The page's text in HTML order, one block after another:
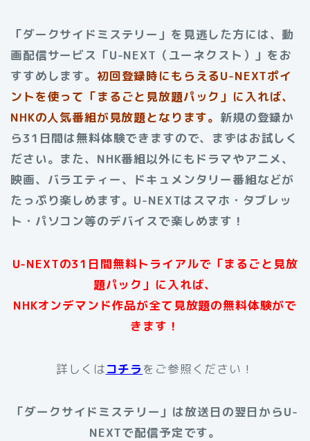
「ダークサイドミステリー」を見逃した方には、動
画配信サービス「U-NEXT（ユーネクスト）」をお
すすめします。 初回登録時にもらえるU-NEXTポイ
ントを使って「まるごと見放題パック」に入れば、
NHKの人気番組が見放題となります。 新規の登録か
ら31日間は無料体験できますので、まずはお試しく
ださい。また、NHK番組以外にもドラマやアニメ、
映画、バラエティー、ドキュメンタリー番組などが
たっぷり楽しめます。U-NEXTはスマホ・タブレッ
ト・パソコン等のデバイスで楽しめます！
U-NEXTの31日間無料トライアルで「まるごと見放
題パック」に入れば、
NHKオンデマンド作品が全て見放題の無料体験がで
きます！
詳しくはコチラをご参照ください！
「ダークサイドミステリー」は放送日の翌日からU-
NEXTで配信予定です。